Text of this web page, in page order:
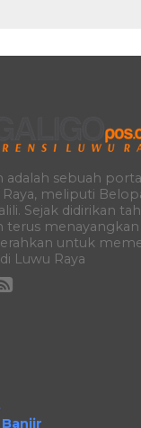
adalah sebuah
meliputi
Sejak didirikan
terus
untuk
Luwu Raya